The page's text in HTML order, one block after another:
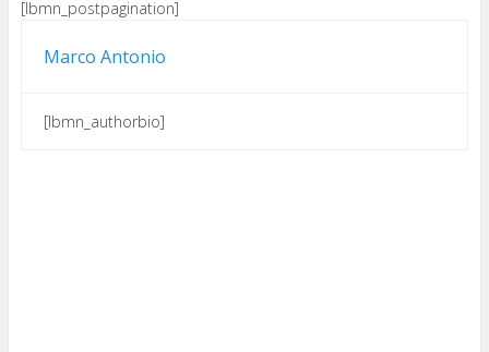
[lbmn_postpagination]
Marco Antonio
[lbmn_authorbio]